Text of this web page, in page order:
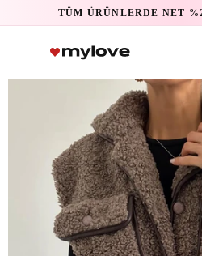
TÜM ÜRÜNLERDE NET